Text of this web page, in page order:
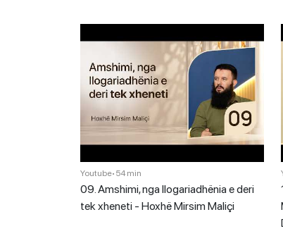
Youtube• 54 min
09. Amshimi, nga llogariadhënia e deri
tek xheneti - Hoxhë Mirsim Maliçi